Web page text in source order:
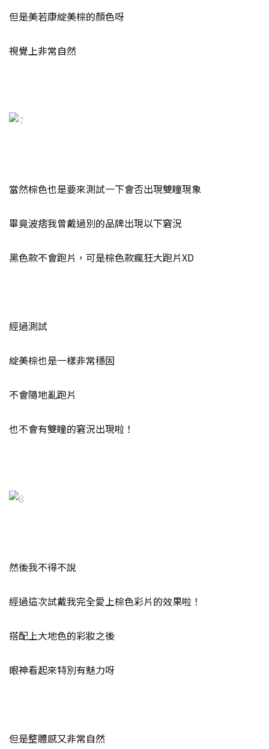
但是美若康綻美棕的顏色呀
視覺上非常自然
當然棕色也是要來測試一下會否出現雙瞳現象
畢竟波痞我曾戴過別的品牌出現以下窘況
黑色款不會跑片，可是棕色款瘋狂大跑片XD
經過測試
綻美棕也是一樣非常穩固
不會隨地亂跑片
也不會有雙瞳的窘況出現啦！
然後我不得不說
經過這次試戴我完全愛上棕色彩片的效果啦！
搭配上大地色的彩妝之後
眼神看起來特別有魅力呀
但是整體感又非常自然